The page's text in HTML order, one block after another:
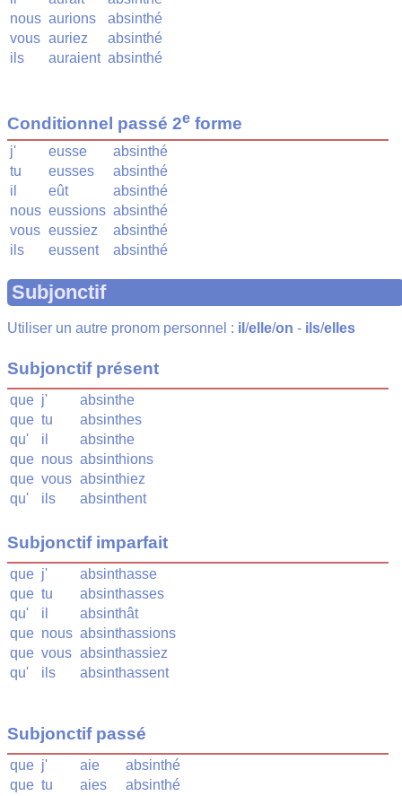
nous aurions
absinthé
vous auriez
absinthé
ils
auraient absinthé
Conditionnel passé 2e forme
j' eusse
absinthé
tu
eusses
absinthé
il
eût
absinthé
nous eussions absinthé
vous eussiez
absinthé
ils
eussent absinthé
Subjonctif
Utiliser un autre pronom personnel : il /elle/on - ils/elles
Subjonctif présent
que j'
absinthe
que tu
absinthes
qu'
il
absinthe
que nous absinthions
que vous absinthiez
qu'
ils absinthent
Subjonctif imparfait
que j'
absinthasse
que tu
absinthasses
qu'
il
absinthât
que nous absinthassions
que vous absinthassiez
qu'
ils absinthassent
Subjonctif passé
que j' aie
absinthé
que tu aies
absinthé